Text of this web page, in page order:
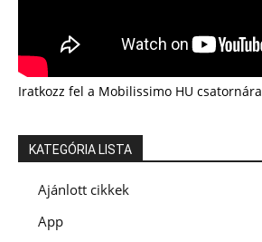
Iratkozz fel a Mobilissimo HU csatornára
KATEGÓRIA LISTA
Ajánlott cikkek
App